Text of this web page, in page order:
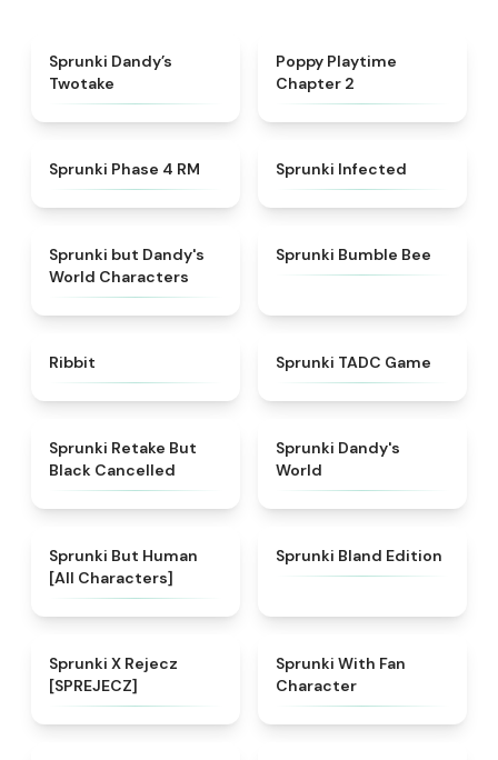
Sprunki Dandy’s
Twotake
Poppy Playtime
Chapter 2
★
Sprunki Phase 4 RM Sprunki Infected
★
Sprunki but Dandy's
World Characters
Sprunki Bumble Bee
Ribbit Sprunki TADC Game
Sprunki Retake But
Black Cancelled
Sprunki Dandy's
World
Sprunki But Human
[All Characters]
★
Sprunki Bland Edition
Sprunki X Rejecz
[SPREJECZ]
Sprunki With Fan
Character